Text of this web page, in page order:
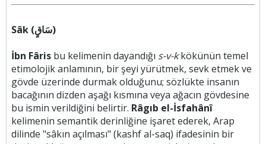
Sâk (سَاقٍ)
İbn Fâris bu kelimenin dayandığı s-v-kkökünün temel
etimolojik anlamının, bir şeyi yürütmek, sevk etmek ve
gövde üzerinde durmak olduğunu; sözlükte insanın
bacağının dizden aşağı kısmına veya ağacın gövdesine
bu ismin verildiğini belirtir. Râgıb el-İsfahânî
kelimenin semantik derinliğine işaret ederek, Arap
dilinde "sâkın açılması" (kashf al-saq) ifadesinin bir